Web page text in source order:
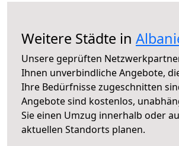
Weitere Städte in
Unsere geprüften
Ihnen unverbindliche Angebote,
Ihre Bedürfnisse zugeschnitten
Angebote sind kostenlos,
Sie einen Umzug innerhalb oder
aktuellen Standorts planen.